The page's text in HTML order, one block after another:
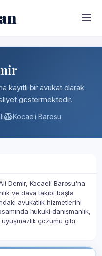
kayıtlı bir avukat olarak
göstermektedir.
Kocaeli Barosu
Demir, Kocaeli Barosu'na
ve dava takibi başta
avukatlık hizmetlerini
hukuki danışmanlık,
çözümü gibi